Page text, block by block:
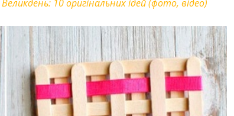
10 оригінальних ідей (фото, відео)